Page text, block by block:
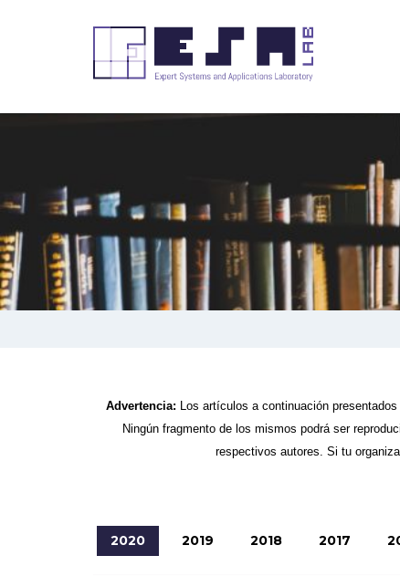
Advertencia: Los artículos a continuación
Ningún fragmento de los mismos podrá ser
respectivos autores. Si tu
2020 2019 2018 2017